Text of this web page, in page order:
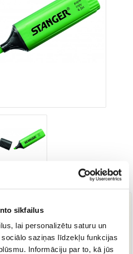
sīkfailus
lai personalizētu saturu un
saziņas līdzekļu funkcijas
Informāciju par to, kā jūs
Preces kods 4265267
GROZĀ